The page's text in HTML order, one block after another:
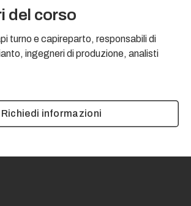
del corso
turno e capireparto, responsabili di
ingegneri di produzione, analisti
Richiedi informazioni